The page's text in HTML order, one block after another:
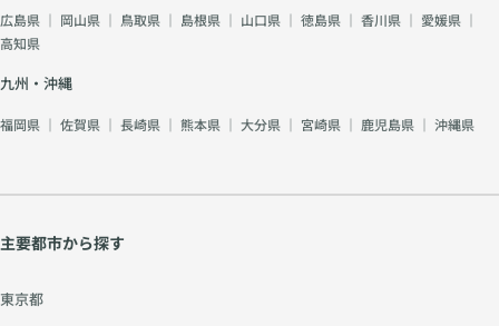
広島県 ｜ 岡山県 ｜ 鳥取県 ｜ 島根県 ｜ 山口県 ｜ 徳島県 ｜ 香川県 ｜ 愛媛県 ｜
高知県
九州・沖縄
福岡県 ｜ 佐賀県 ｜ 長崎県 ｜ 熊本県 ｜ 大分県 ｜ 宮崎県 ｜ 鹿児島県 ｜ 沖縄県
主要都市から探す
東京都